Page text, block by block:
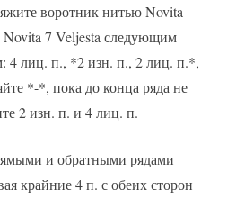
воротник нитью Novita
7 Veljesta следующим
4 лиц. п., *2 изн. п., 2 лиц. п.*,
*-*, пока до конца ряда не
2 изн. п. и 4 лиц. п.
и обратными рядами
крайние 4 п. с обеих сторон